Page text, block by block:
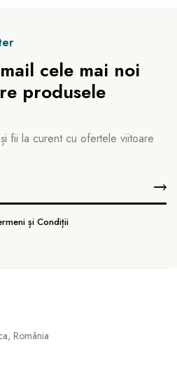
cele mai noi
produsele
fii la curent cu ofertele viitoare
și Condiții
România